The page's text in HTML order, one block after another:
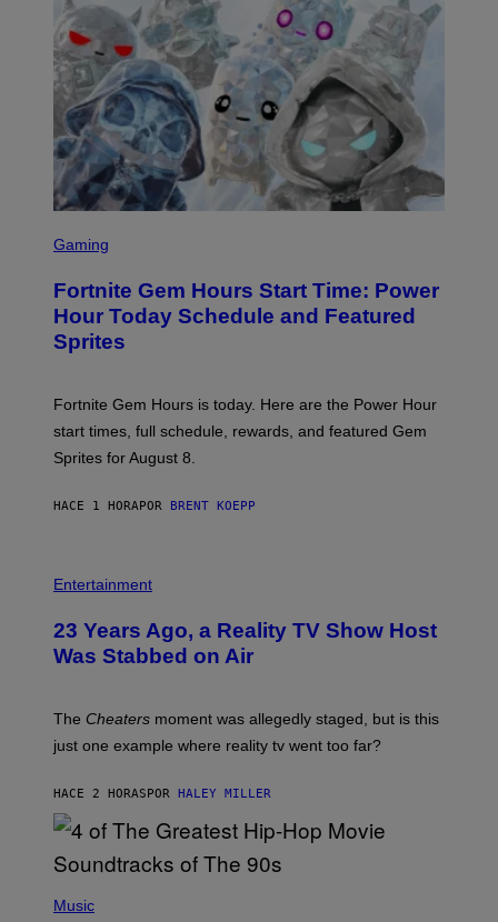
G
E
T
T
M
A
E
S
C
E
N
S
H
E
I
C
M
Gaming
Fortnite Gem Hours Start Time: Power
Hour Today Schedule and Featured
Sprites
Fortnite Gem Hours is today. Here are the Power Hour
start times, full schedule, rewards, and featured Gem
Sprites for August 8.
HACE 1 HORAPOR BRENT KOEPP
Entertainment
23 Years Ago, a Reality TV Show Host
Was Stabbed on Air
The Cheaters moment was allegedly staged, but is this
just one example where reality tv went too far?
HACE 2 HORASPOR HALEY MILLER
PMusic